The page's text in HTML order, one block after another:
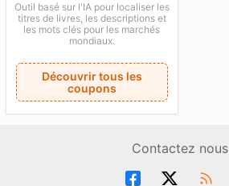
Outil basé sur l'IA pour localiser les
titres de livres, les descriptions et
les mots clés pour les marchés
mondiaux.
Découvrir tous les
coupons
Contactez nous